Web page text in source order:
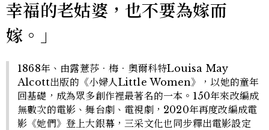
幸福的老姑婆，也不要為嫁而
嫁。」
1868年、由露薏莎．梅．奧爾科特Louisa May
Alcott出版的《小婦人Little Women》，以她的童年
回基礎，成為眾多創作裡最著名的一本。150年來改編成
無數次的電影、舞台劇、電視劇，2020年再度改編成電
影《她們》登上大銀幕，三采文化也同步釋出電影設定